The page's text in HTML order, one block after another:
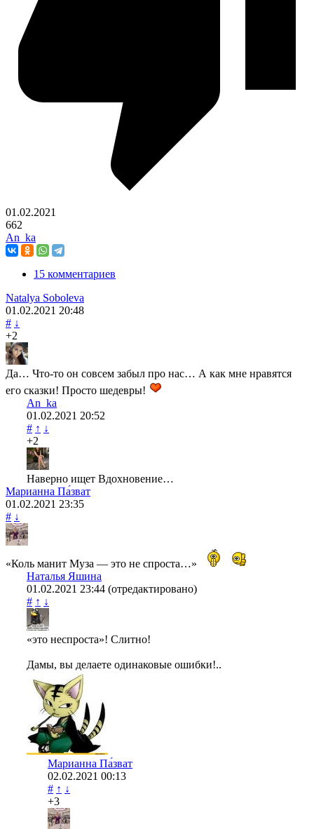
01.02.2021
662
An_ka
15 комментариев
Natalya Soboleva
01.02.2021 20:48
# ↓
+2
Да… Что-то он совсем забыл про нас… А как мне нравятся
его сказки! Просто шедевры!
An_ka
01.02.2021 20:52
# ↑ ↓
+2
Наверно ищет Вдохновение…
Марианна Па́зват
01.02.2021 23:35
# ↓
«Коль манит Муза — это не спроста…»
Наталья Яшина
01.02.2021 23:44 (отредактировано)
# ↑ ↓
«это неспроста»! Слитно!
Дамы, вы делаете одинаковые ошибки!..
Марианна Па́зват
02.02.2021 00:13
# ↑ ↓
+3